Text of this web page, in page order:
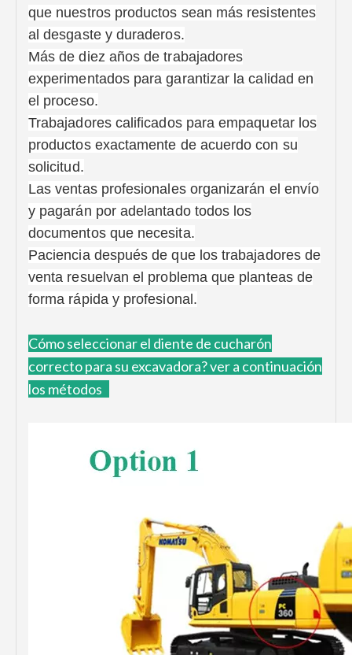
que nuestros productos sean más resistentes
al desgaste y duraderos.
Más de diez años de trabajadores
experimentados para garantizar la calidad en
el proceso.
Trabajadores calificados para empaquetar los
productos exactamente de acuerdo con su
solicitud.
Las ventas profesionales organizarán el envío
y pagarán por adelantado todos los
documentos que necesita.
Paciencia después de que los trabajadores de
venta resuelvan el problema que planteas de
forma rápida y profesional.
Cómoseleccionar el diente de cucharón
correcto para su excavadora?ver a continuación
los métodos